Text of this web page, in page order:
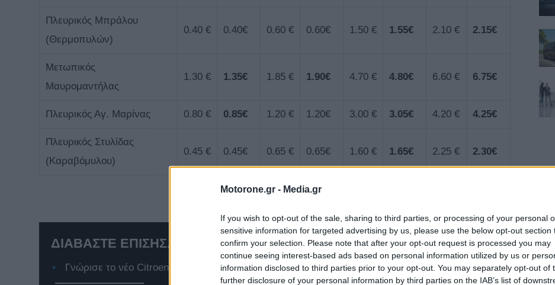
Motorone.gr - Media.gr
If you wish to opt-out of the sale, sharing to third parties, or processing of your personal
sensitive information for targeted advertising by us, please use the below opt-out section
confirm your selection. Please note that after your opt-out request is processed you may
continue seeing interest-based ads based on personal information utilized by us or
information disclosed to third parties prior to your opt-out. You may separately opt-out of
further disclosure of your personal information by third parties on the IAB’s list of
Πλευρικός Μπράλου
(Θερμοπυλών)
0.40 € 0.40€ 0.60 € 0.60€ 1.50 € 1.55€ 2.10 € 2.15€
Μετωπικός
Μαυρομαντήλας
1.30 € 1.35€ 1.85 € 1.90€ 4.70 € 4.80€ 6.60 € 6.75€
Πλευρικός Αγ. Μαρίνας 0.80 € 0.85€ 1.20 € 1.20€ 3.00 € 3.05€ 4.20 € 4.25€
Πλευρικός Στυλίδας
(Καραβόμυλου)
0.45 € 0.45€ 0.65 € 0.65€ 1.60 € 1.65€ 2.25 € 2.30€
ΔΙΑΒΑΣΤΕ ΕΠΙΣΗΣ...
Γνώρισε το νέο Citroen e-C3, το αμιγώς ηλεκτρικό αυτοκίνητο πόλης, από 17.900€!